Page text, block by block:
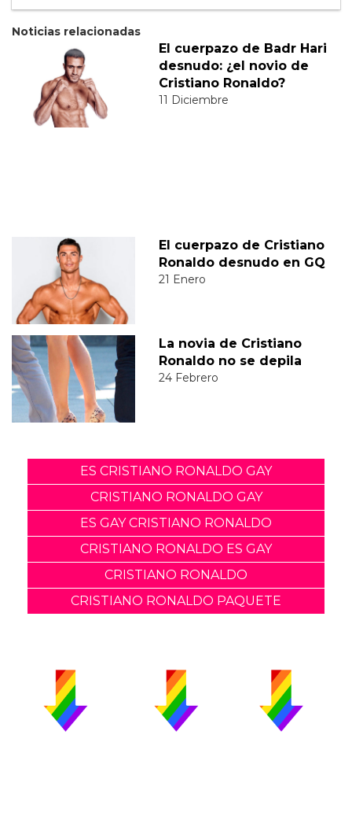
Noticias relacionadas
El cuerpazo de Badr Hari
desnudo: ¿el novio de
Cristiano Ronaldo?
11 Diciembre
El cuerpazo de Cristiano
Ronaldo desnudo en GQ
21 Enero
La novia de Cristiano
Ronaldo no se depila
24 Febrero
ES CRISTIANO RONALDO GAY
CRISTIANO RONALDO GAY
ES GAY CRISTIANO RONALDO
CRISTIANO RONALDO ES GAY
CRISTIANO RONALDO
CRISTIANO RONALDO PAQUETE